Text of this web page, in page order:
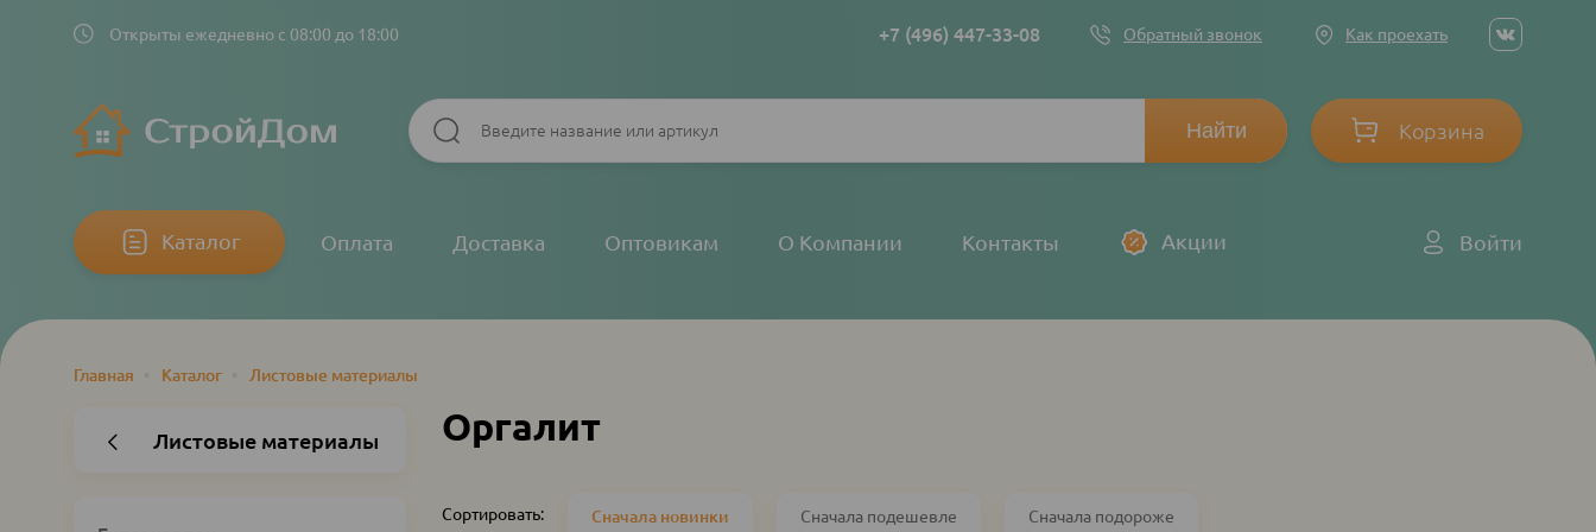
Открыты ежедневно с 08:00 до 18:00 +7 (496) 447-33-08 Обратный звонок Как проехать
Social
links
Корзина
Основная
навигация
Каталог Оплата Доставка Оптовикам О Компании Контакты Акции
LogВойти
Строка
Главная Каталог Листовые материалы
Листовые материалы Оргалит
Сортировать: Сначала новинки Сначала подешевле Сначала подороже